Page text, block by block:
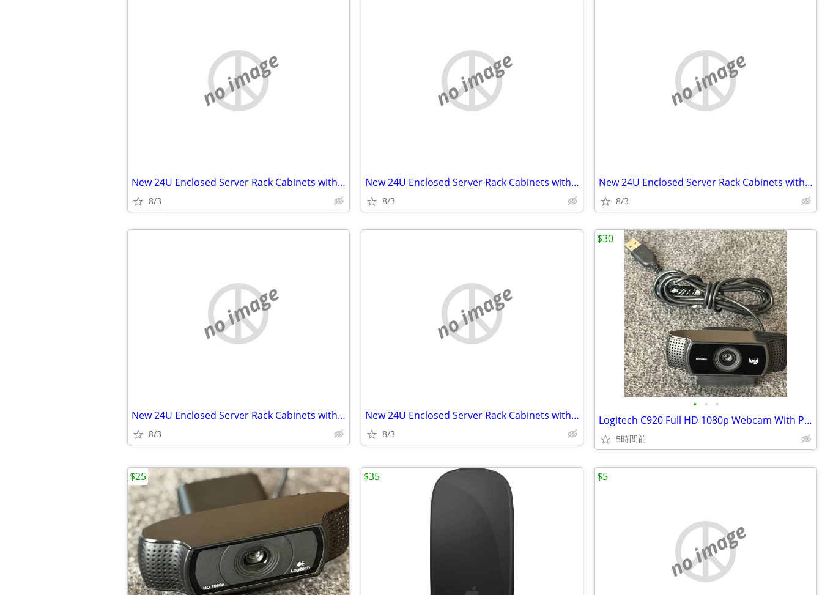
no image
New 24U Enclosed Server Rack Cabinets with Sides, Rails, Mounts Etc
8/3
no image
New 24U Enclosed Server Rack Cabinets with Sides, Rails, Mounts Etc
8/3
no image
New 24U Enclosed Server Rack Cabinets with Sides, Rails, Mounts Etc
8/3
no image
New 24U Enclosed Server Rack Cabinets with Sides, Rails, Mounts Etc
8/3
no image
New 24U Enclosed Server Rack Cabinets with Sides, Rails, Mounts Etc
8/3
• • •
Logitech C920 Full HD 1080p Webcam With Privacy Cover - Black
5時間前
$30
$25 $35
no image
$5